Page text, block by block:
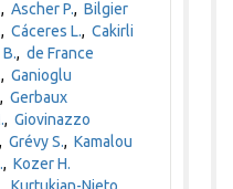
,Ascher P.,Bilgier
,Cáceres L.,Cakirli
B.,de France
,Ganioglu
,Gerbaux
,Giovinazzo
,Grévy S.,Kamalou
,Kozer H.